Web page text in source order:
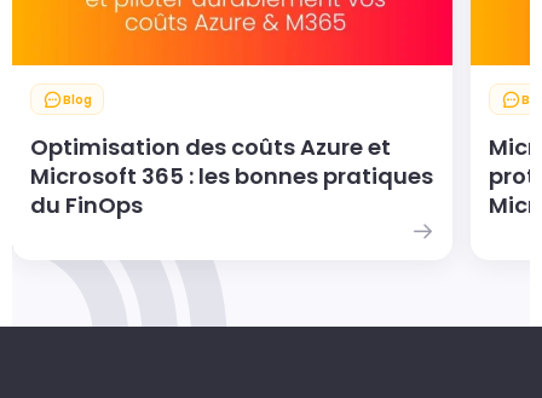
Blog
Optimisation des coûts Azure et
Microsoft 365 : les bonnes pratiques
du FinOps